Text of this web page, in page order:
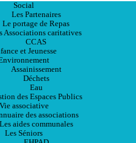
Social
Les Partenaires
Le portage de Repas
Associations caritatives
CCAS
et Jeunesse
Assainissement
Déchets
Eau
des Espaces Publics
Vie associative
des associations
Les aides communales
Les Séniors